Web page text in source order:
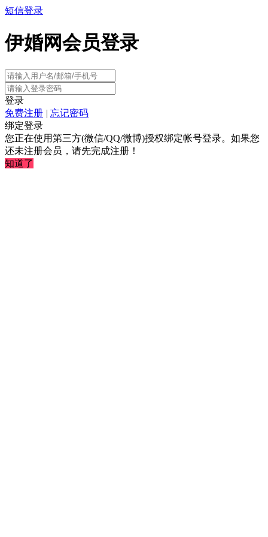
短信登录
伊婚网会员登录
登录
免费注册 | 忘记密码
绑定登录
您正在使用第三方(微信/QQ/微博)授权绑定帐号登录。如果您
还未注册会员，请先完成注册！
知道了